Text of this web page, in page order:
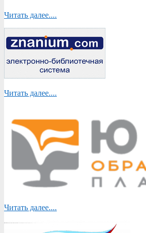
Читать далее....
Читать далее....
Читать далее....